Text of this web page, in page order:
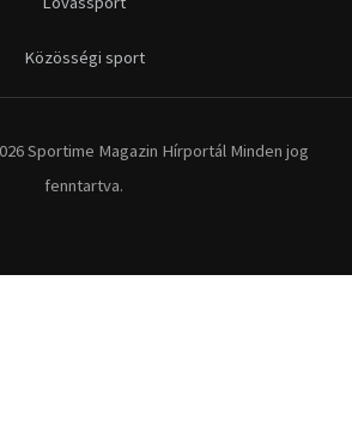
Közösségi sport
Sportime Magazin Hírportál Minden jog
fenntartva.